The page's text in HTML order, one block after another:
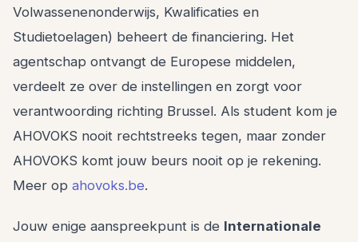
Volwassenenonderwijs, Kwalificaties en
Studietoelagen) beheert de financiering. Het
agentschap ontvangt de Europese middelen,
verdeelt ze over de instellingen en zorgt voor
verantwoording richting Brussel. Als student kom je
AHOVOKS nooit rechtstreeks tegen, maar zonder
AHOVOKS komt jouw beurs nooit op je rekening.
Meer op ahovoks.be.
Jouw enige aanspreekpunt is de Internationale